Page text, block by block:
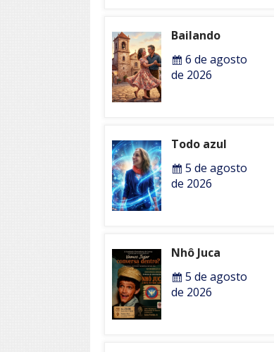
Bailando
6 de agosto
de 2026
Todo azul
5 de agosto
de 2026
Nhô Juca
5 de agosto
de 2026